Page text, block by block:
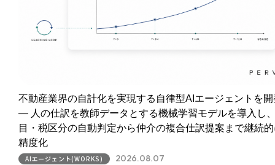
不動産業界の自計化を実現する自律型AIエージェントを開
― 人の仕訳を教師データとする機械学習モデルを導入し
目・税区分の自動判定から仲介の複合仕訳提案まで継続
精度化
AIエージェント(WORKS) 2026.08.07